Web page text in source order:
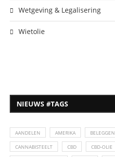
Wetgeving & Legalisering
Wietolie
NIEUWS #TAGS
AANDELEN AMERIKA BELEGGEN
CANNABISTEELT CBD CBD-OLIE